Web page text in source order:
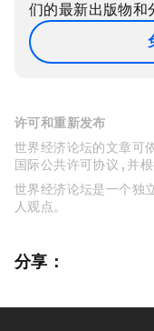
们的最新出版物和
许可和重新发布
世界经济论坛的文章可
国际公共许可协议 , 并
世界经济论坛是一个独
人观点。
分享：